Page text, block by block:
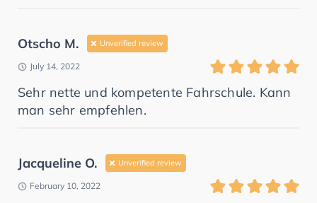
Otscho M. Unverified review
July 14, 2022
Sehr nette und kompetente Fahrschule. Kann
man sehr empfehlen.
Jacqueline O. Unverified review
February 10, 2022